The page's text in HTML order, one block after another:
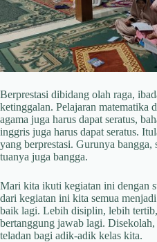
Berprestasi dibidang olah raga,
ketinggalan. Pelajaran matematika
agama juga harus dapat seratus,
inggris juga harus dapat seratus.
yang berprestasi. Gurunya bangga,
tuanya juga bangga.
Mari kita ikuti kegiatan ini dengan
dari kegiatan ini kita semua
baik lagi. Lebih disiplin, lebih
bertanggung jawab lagi.
teladan bagi adik-adik kelas kita.